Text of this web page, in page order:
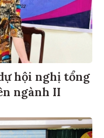
hội nghị tổng
ngành II